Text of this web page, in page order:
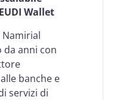
Wallet
da anni con
banche e
servizi di